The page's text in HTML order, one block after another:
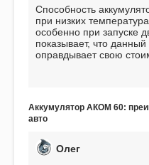
Способность
при низких
особенно при запуске
показывает, что
оправдывает свою
пожалел. Считаю, что
Аккумулятор АКОМ 60:
авто
Олег